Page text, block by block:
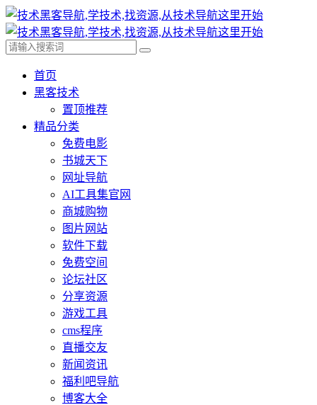
首页
黑客技术
置顶推荐
精品分类
免费电影
书城天下
网址导航
AI工具集官网
商城购物
图片网站
软件下载
免费空间
论坛社区
分享资源
游戏工具
cms程序
直播交友
新闻资讯
福利吧导航
博客大全